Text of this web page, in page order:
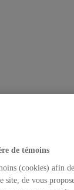
de témoins
(cookies) afin
site, de vous